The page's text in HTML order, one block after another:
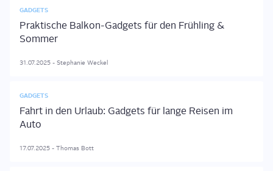
GADGETS
Praktische Balkon-Gadgets für den Frühling &
Sommer
31.07.2025 - Stephanie Weckel
GADGETS
Fahrt in den Urlaub: Gadgets für lange Reisen im
Auto
17.07.2025 - Thomas Bott